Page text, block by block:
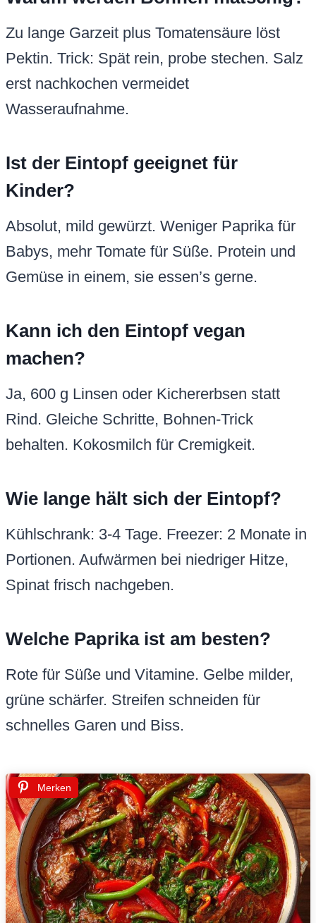
Zu lange Garzeit plus Tomatensäure löst
Pektin. Trick: Spät rein, probe stechen. Salz
erst nachkochen vermeidet
Wasseraufnahme.
Ist der Eintopf geeignet für
Kinder?
Absolut, mild gewürzt. Weniger Paprika für
Babys, mehr Tomate für Süße. Protein und
Gemüse in einem, sie essen’s gerne.
Kann ich den Eintopf vegan
machen?
Ja, 600 g Linsen oder Kichererbsen statt
Rind. Gleiche Schritte, Bohnen-Trick
behalten. Kokosmilch für Cremigkeit.
Wie lange hält sich der Eintopf?
Kühlschrank: 3-4 Tage. Freezer: 2 Monate in
Portionen. Aufwärmen bei niedriger Hitze,
Spinat frisch nachgeben.
Welche Paprika ist am besten?
Rote für Süße und Vitamine. Gelbe milder,
grüne schärfer. Streifen schneiden für
schnelles Garen und Biss.
Merken